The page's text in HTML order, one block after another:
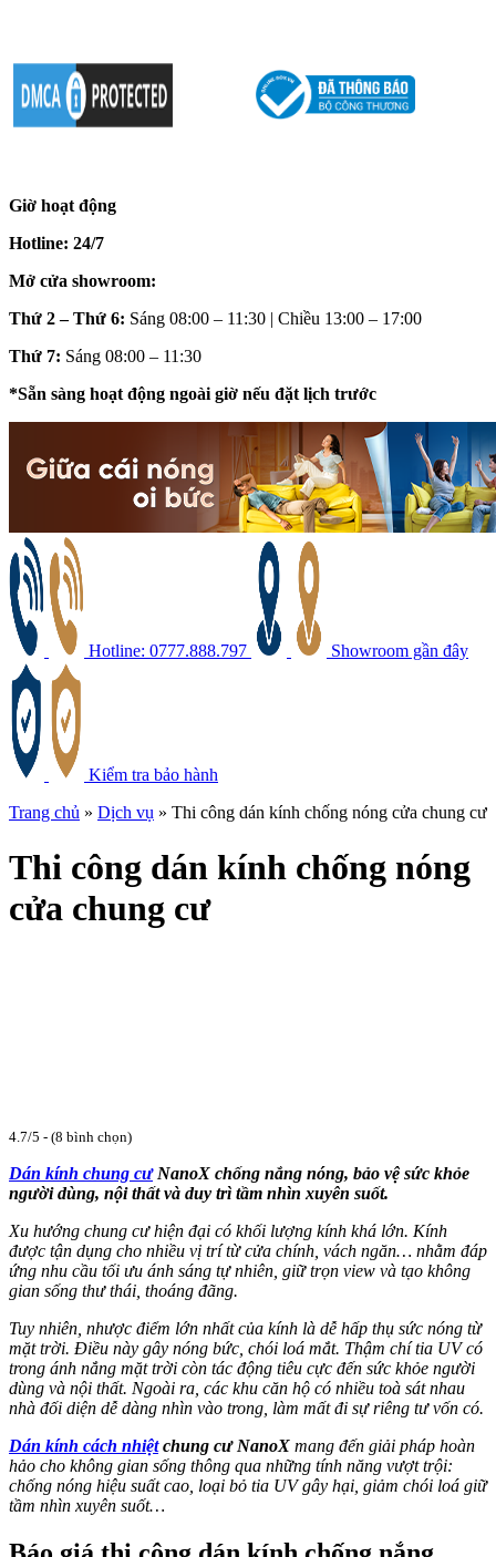
Giờ hoạt động
Hotline: 24/7
Mở cửa showroom:
Thứ 2 – Thứ 6: Sáng 08:00 – 11:30 | Chiều 13:00 – 17:00
Thứ 7: Sáng 08:00 – 11:30
*Sẵn sàng hoạt động ngoài giờ nếu đặt lịch trước
Hotline: 0777.888.797 Showroom gần đây
Kiểm tra bảo hành
Trang chủ » Dịch vụ » Thi công dán kính chống nóng cửa chung cư
Thi công dán kính chống nóng
cửa chung cư
4.7/5 - (8 bình chọn)
Dán kính chung cưNanoX chống nắng nóng, bảo vệ sức khỏe
người dùng, nội thất và duy trì tầm nhìn xuyên suốt.
Xu hướng chung cư hiện đại có khối lượng kính khá lớn. Kính
được tận dụng cho nhiều vị trí từ cửa chính, vách ngăn… nhằm đáp
ứng nhu cầu tối ưu ánh sáng tự nhiên, giữ trọn view và tạo không
gian sống thư thái, thoáng đãng.
Tuy nhiên, nhược điểm lớn nhất của kính là dễ hấp thụ sức nóng từ
mặt trời. Điều này gây nóng bức, chói loá mắt. Thậm chí tia UV có
trong ánh nắng mặt trời còn tác động tiêu cực đến sức khỏe người
dùng và nội thất. Ngoài ra, các khu căn hộ có nhiều toà sát nhau
nhà đối diện dễ dàng nhìn vào trong, làm mất đi sự riêng tư vốn có.
Dán kính cách nhiệtchung cư NanoX mang đến giải pháp hoàn
hảo cho không gian sống thông qua những tính năng vượt trội:
chống nóng hiệu suất cao, loại bỏ tia UV gây hại, giảm chói loá giữ
tầm nhìn xuyên suốt…